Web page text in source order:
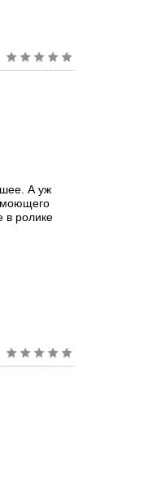
А уж
моющего
в ролике